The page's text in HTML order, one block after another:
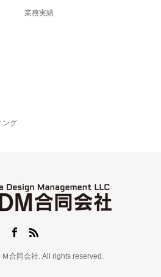
業務実績
ング
合同会社. All rights reserved.